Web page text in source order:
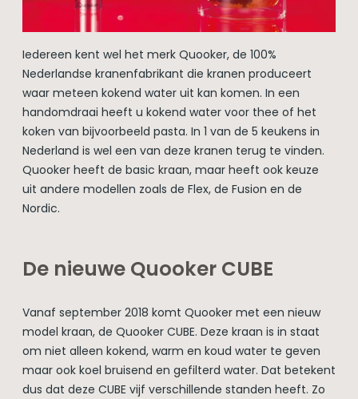
Iedereen kent wel het merk Quooker, de 100%
Nederlandse kranenfabrikant die kranen produceert
waar meteen kokend water uit kan komen. In een
handomdraai heeft u kokend water voor thee of het
koken van bijvoorbeeld pasta. In 1 van de 5 keukens in
Nederland is wel een van deze kranen terug te vinden.
Quooker heeft de basic kraan, maar heeft ook keuze
uit andere modellen zoals de Flex, de Fusion en de
Nordic.
De nieuwe Quooker CUBE
Vanaf september 2018 komt Quooker met een nieuw
model kraan, de Quooker CUBE. Deze kraan is in staat
om niet alleen kokend, warm en koud water te geven
maar ook koel bruisend en gefilterd water. Dat betekent
dus dat deze CUBE vijf verschillende standen heeft. Zo